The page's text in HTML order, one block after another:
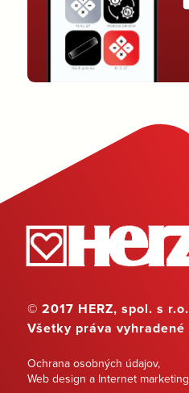
© 2017 HERZ, spol. s r.o.
Všetky práva vyhradené
Ochrana osobných údajov,
Web design a Internet marketing